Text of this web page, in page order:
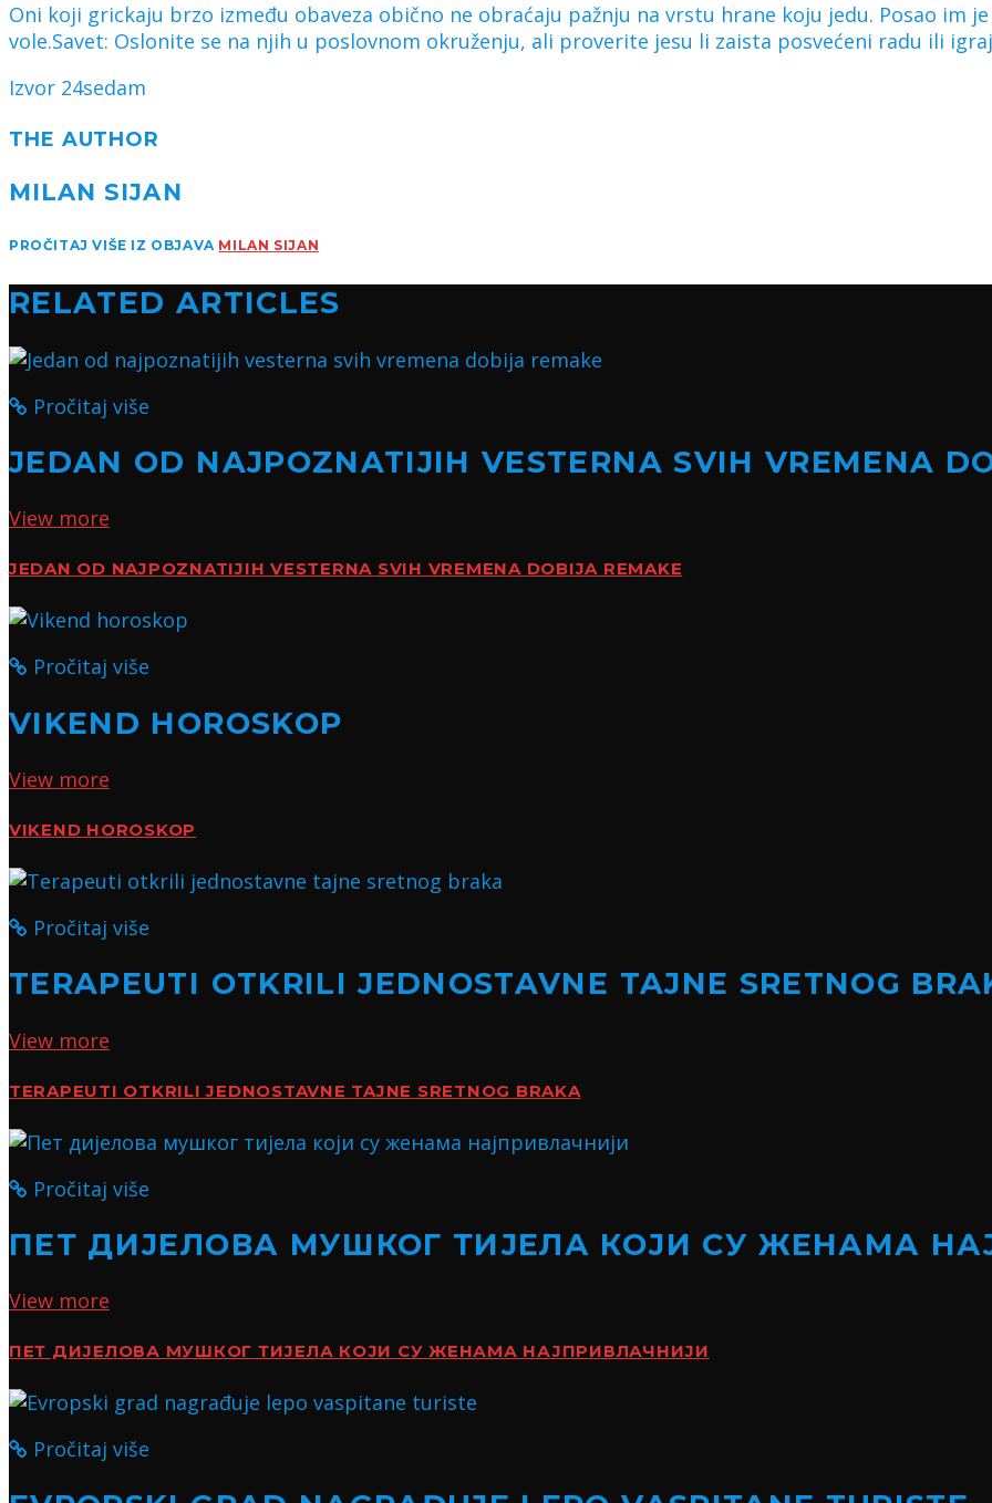
Oni koji grickaju brzo između obaveza obično ne obraćaju pažnju na vrstu hrane koju jedu. Posao im
vole.Savet: Oslonite se na njih u poslovnom okruženju, ali proverite jesu li zaista posvećeni radu ili
Izvor 24sedam
THE AUTHOR
MILAN SIJAN
PROČITAJ VIŠE IZ OBJAVA MILAN SIJAN
RELATED ARTICLES
Pročitaj više
JEDAN OD NAJPOZNATIJIH VESTERNA SVIH VREMENA
View more
JEDAN OD NAJPOZNATIJIH VESTERNA SVIH VREMENA DOBIJA REMAKE
Pročitaj više
VIKEND HOROSKOP
View more
VIKEND HOROSKOP
Pročitaj više
TERAPEUTI OTKRILI JEDNOSTAVNE TAJNE SRETNOG
View more
TERAPEUTI OTKRILI JEDNOSTAVNE TAJNE SRETNOG BRAKA
Pročitaj više
ПЕТ ДИЈЕЛОВА МУШКОГ ТИЈЕЛА КОЈИ СУ ЖЕНАМА
View more
ПЕТ ДИЈЕЛОВА МУШКОГ ТИЈЕЛА КОЈИ СУ ЖЕНАМА НАЈПРИВЛАЧНИЈИ
Pročitaj više